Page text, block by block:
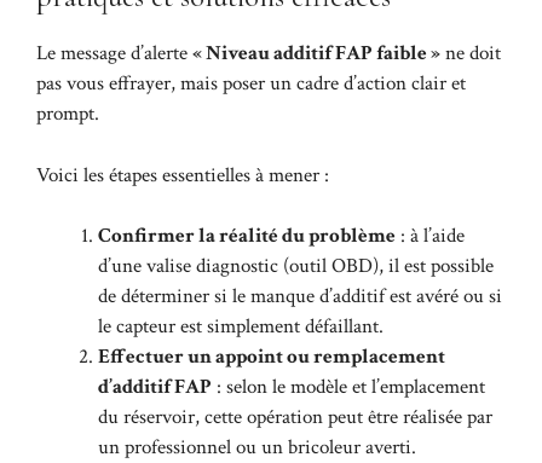
Le message d’alerte« Niveau additif FAP faible »ne doit
pas vous effrayer, mais poser un cadre d’action clair et
prompt.
Voici les étapes essentielles à mener :
Confirmer la réalité du problème : à l’aide
d’une valise diagnostic (outil OBD), il est possible
de déterminer si le manque d’additif est avéré ou si
le capteur est simplement défaillant.
Effectuer un appoint ou remplacement
d’additif FAP : selon le modèle et l’emplacement
du réservoir, cette opération peut être réalisée par
un professionnel ou un bricoleur averti.